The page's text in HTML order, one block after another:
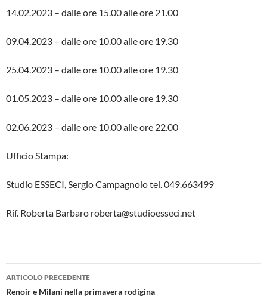
14.02.2023 – dalle ore 15.00 alle ore 21.00
09.04.2023 – dalle ore 10.00 alle ore 19.30
25.04.2023 – dalle ore 10.00 alle ore 19.30
01.05.2023 – dalle ore 10.00 alle ore 19.30
02.06.2023 – dalle ore 10.00 alle ore 22.00
Ufficio Stampa:
Studio ESSECI, Sergio Campagnolo tel. 049.663499
Rif. Roberta Barbaro roberta@studioesseci.net
Navigazione
articolo
ARTICOLO PRECEDENTE
Renoir e Milani nella primavera rodigina